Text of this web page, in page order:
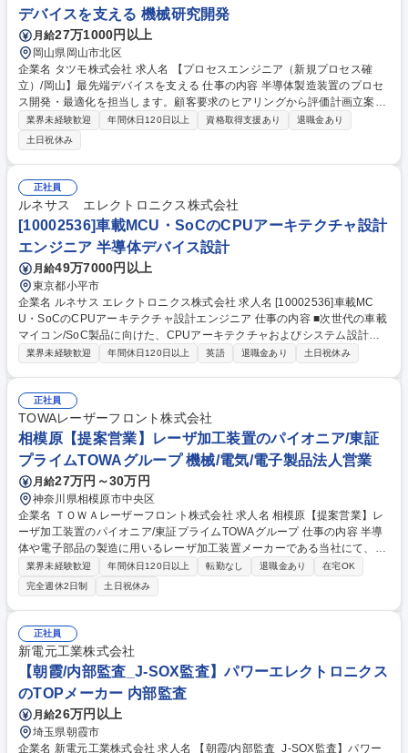
デバイスを支える 機械研究開発
月給27万1000円以上
岡山県岡山市北区
企業名 タツモ株式会社 求人名 【プロセスエンジニア（新規プロセス確
立）/岡山】最先端デバイスを支える 仕事の内容 半導体製造装置のプロセ
ス開発・最適化を担当します。顧客要求のヒアリングから評価計画立案、
クリーンルームでの実験・解析、国内外での立上げ支援まで一貫してリー
ドし、顧客満足に直結する価値を創出します。 顧客仕様の実現から量産立
ち上げまで、プロセス開発の全工程を主導します。 ・顧客要件の定義と自
社設備での評価計画（DOE）立案/クリーンルーム内でのウェハ評価・装
置条件出し/データ解析（回帰分析等）と改善提案/顧客向け技術報告書の
作成・プレゼン/国内外の納入先での装置プロセス検証・立上げ支援/社内
設計・製造部門への技術フィードバックおよび新製品開発。 募集職種
【プロセスエンジニア（新規プロセス確立）/岡山】最先端デバイスを支え
る
業界未経験歓迎 年間休日120日以上 資格取得支援あり
退職金あり
土日祝休み
正社員
ルネサス エレクトロニクス株式会社
[10002536]車載MCU・SoCのCPUアーキテクチャ設計
エンジニア 半導体デバイス設計
月給49万7000円以上
東京都小平市
企業名 ルネサス エレクトロニクス株式会社 求人名 [10002536]車載MC
U・SoCのCPUアーキテクチャ設計エンジニア 仕事の内容 ■次世代の車載
マイコン/SoC製品に向けた、CPUアーキテクチャおよびシステム設計を
お任せします。性能・電力・面積・拡張性といったKPIに基づく方針策定
ormance/Power/Area）ベンチマークの企画・実施・分析 (3)ターゲット要
件に沿ったCPU、メモリ、周辺IPを含むシステム構成の設計・構築 (4)ト
レードオフの整理と技術的根拠に基づく提案 (5)ハード設計やソフトウェ
ア、事業部門等の関連部門との技術的連携・調整 募集職種 [10002536]車
載MCU・SoCのCPUアーキテクチャ設計エンジニア
業界未経験歓迎 年間休日120日以上 英語 退職金あり 土日祝休み
正社員
TOWAレーザーフロント株式会社
相模原【提案営業】レーザ加工装置のパイオニア/東証
プライムTOWAグループ 機械/電気/電子製品法人営業
月給27万円～30万円
神奈川県相模原市中央区
企業名 ＴＯＷＡレーザーフロント株式会社 求人名 相模原【提案営業】レ
ーザ加工装置のパイオニア/東証プライムTOWAグループ 仕事の内容 半導
体や電子部品の製造に用いるレーザ加工装置メーカーである当社にて、半
導体/電子部品/パワーデバイス分野向け提案営業を担当いただきます。既
存顧客への横展開、高付加価値の提案を推進いただきます。 【具体的に
は】 ■半導体/電子部品メーカー向けレーザー加工装置の提案営業 ■顧客の
製造課題ヒアリングおよび技術部門との連携による提案構築 ■試作評価立
会い/仕様打合せ/価格交渉 ■受注後の進捗フォローおよび社内調整 ■展示会
対応/新規顧客開拓 募集職種 相模原【提案営業】レーザ加工装置のパイオ
ニア/東証プライムTOWAグループ
業界未経験歓迎 年間休日120日以上 転勤なし 退職金あり
在宅OK
完全週休2日制
土日祝休み
正社員
新電元工業株式会社
【朝霞/内部監査_J-SOX監査】パワーエレクトロニクス
のTOPメーカー 内部監査
月給26万円以上
埼玉県朝霞市
企業名 新電元工業株式会社 求人名 【朝霞/内部監査_J-SOX監査】パワー